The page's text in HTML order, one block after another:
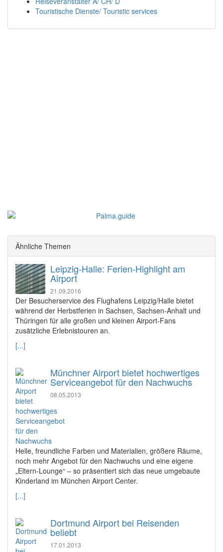
Touristische Dienste/ Touristic services
Ähnliche Themen
Leipzig-Halle: Ferien-Highlight am
Airport
21.09.2016
Der Besucherservice des Flughafens Leipzig/Halle bietet
während der Herbstferien in Sachsen, Sachsen-Anhalt und
Thüringen für alle großen und kleinen Airport-Fans
zusätzliche Erlebnistouren an.
[...]
Münchner Airport bietet hochwertiges
Serviceangebot für den Nachwuchs
08.05.2013
Helle, freundliche Farben und Materialien, größere Räume,
noch mehr Angebot für den Nachwuchs und eine eigene
„Eltern-Lounge“ – so präsentiert sich das neue umgebaute
Kinderland im München Airport Center.
[...]
Dortmund Airport bei Reisenden
beliebt
17.01.2013